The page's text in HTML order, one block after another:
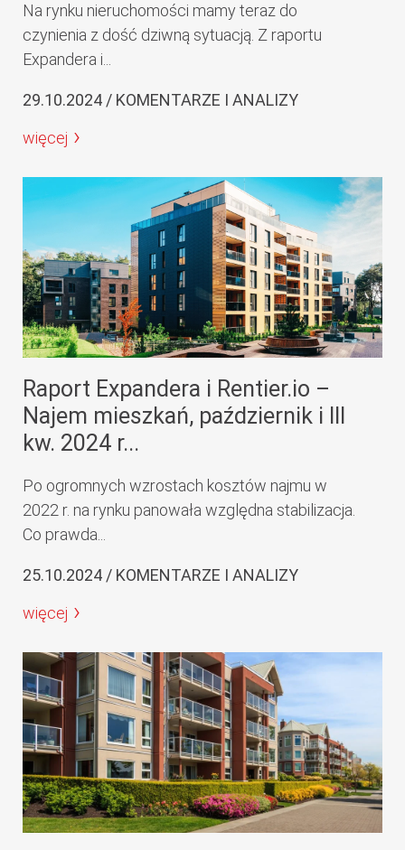
Na rynku nieruchomości mamy teraz do
czynienia z dość dziwną sytuacją. Z raportu
Expandera i...
29.10.2024 / KOMENTARZE I ANALIZY
więcej
Raport Expandera i Rentier.io –
Najem mieszkań, październik i III
kw. 2024 r...
Po ogromnych wzrostach kosztów najmu w
2022 r. na rynku panowała względna stabilizacja.
Co prawda...
25.10.2024 / KOMENTARZE I ANALIZY
więcej